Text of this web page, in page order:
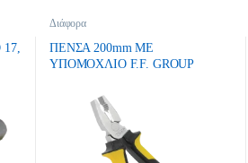
Διάφορα
ΠΕΝΣΑ 200mm ΜΕ
ΥΠΟΜΟΧΛΙΟ F.F. GROUP